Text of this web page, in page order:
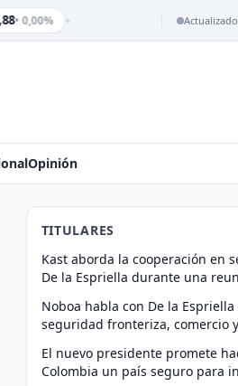
• 0,00%
Opinión
TITULARES
Kast aborda la cooperación en
De la Espriella durante una
Noboa habla con De la
seguridad fronteriza, comercio
El nuevo presidente promete
Colombia un país seguro para